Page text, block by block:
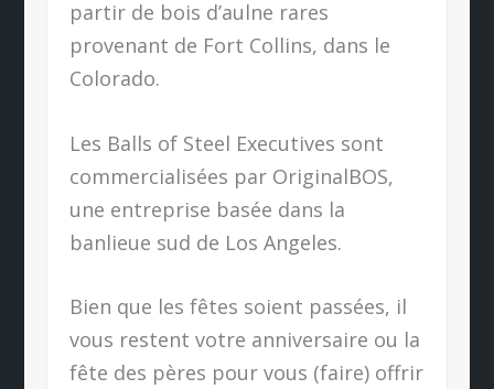
partir de bois d’aulne rares
provenant de Fort Collins, dans le
Colorado.
Les Balls of Steel Executives sont
commercialisées par OriginalBOS,
une entreprise basée dans la
banlieue sud de Los Angeles.
Bien que les fêtes soient passées, il
vous restent votre anniversaire ou la
fête des pères pour vous (faire) offrir